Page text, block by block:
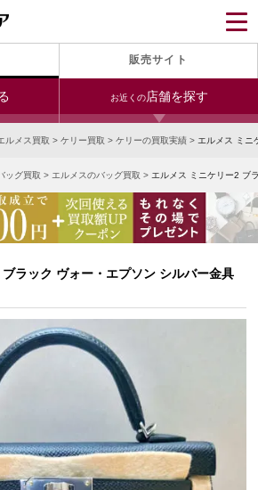
販売サイト
お近くの店舗を探す
24時間受付（対応時間10:00～19:00）
宅配買取を申し込む
無料の宅配キットをお届けします
今すぐ電話査定
受付時間 10:00～19:00
青山表参道店 新宿東口店
LAB東京 名古屋大須店
宅配買取を申し込む
無料の宅配キットをお届けします
ルメス買取 > ケリー買取 > ケリーの買取実績 > エルメス ミニ
ッグ買取 > エルメスのバッグ買取 > エルメス ミニケリー2 ブ
ラック ヴォー・エプソン シルバー金具